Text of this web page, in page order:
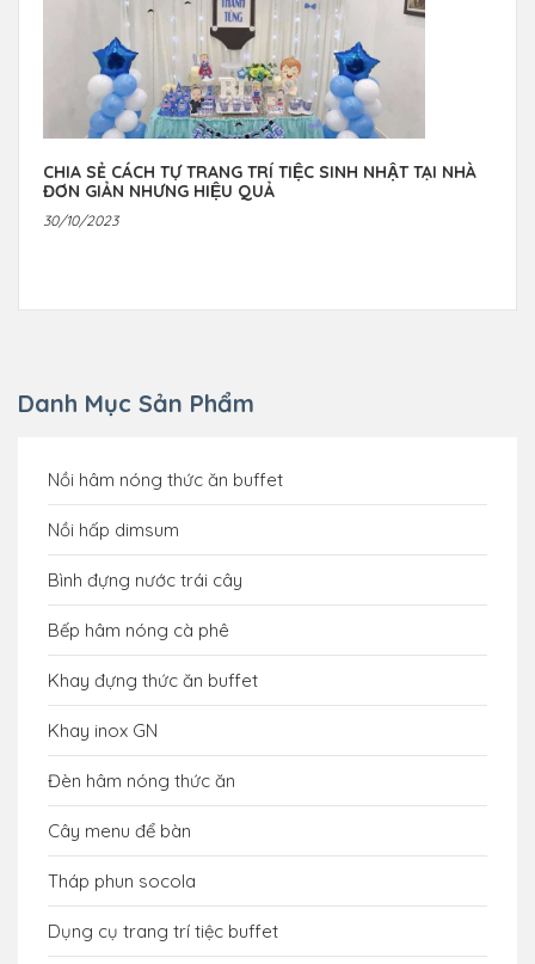
CHIA SẺ CÁCH TỰ TRANG TRÍ TIỆC SINH NHẬT TẠI NHÀ
ĐƠN GIẢN NHƯNG HIỆU QUẢ
30/10/2023
Danh Mục Sản Phẩm
Nồi hâm nóng thức ăn buffet
Nồi hấp dimsum
Bình đựng nước trái cây
Bếp hâm nóng cà phê
Khay đựng thức ăn buffet
Khay inox GN
Đèn hâm nóng thức ăn
Cây menu để bàn
Tháp phun socola
Dụng cụ trang trí tiệc buffet